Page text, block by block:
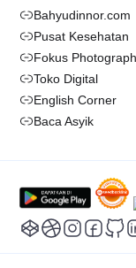
Bahyudinnor.com
Pusat Kesehatan
Fokus
Toko Digital
English Corner
Baca Asyik